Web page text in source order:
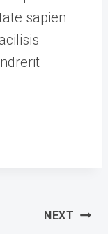
sapien
NEXT